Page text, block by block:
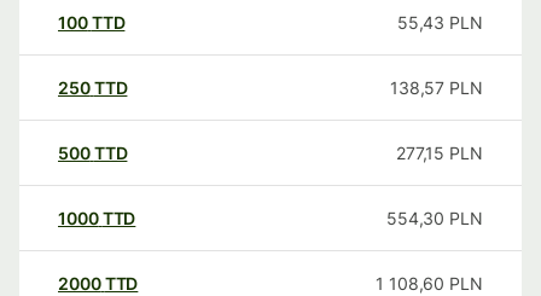
100TTD 55,43 PLN
250TTD 138,57 PLN
500TTD 277,15 PLN
1000TTD 554,30 PLN
2000TTD 1 108,60 PLN